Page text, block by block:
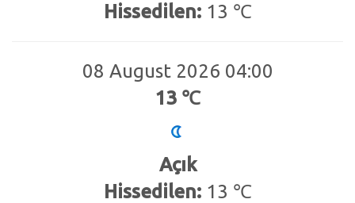
Hissedilen:13 ℃
08 August 2026 04:00
13 ℃
Açık
Hissedilen:13 ℃